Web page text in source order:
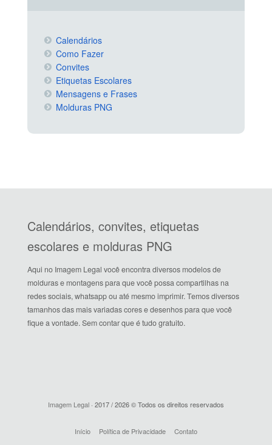
Calendários
Como Fazer
Convites
Etiquetas Escolares
Mensagens e Frases
Molduras PNG
Calendários, convites, etiquetas
escolares e molduras PNG
Aqui no Imagem Legal você encontra diversos modelos de
molduras e montagens para que você possa compartilhas na
redes sociais, whatsapp ou até mesmo imprimir. Temos diversos
tamanhos das mais variadas cores e desenhos para que você
fique a vontade. Sem contar que é tudo gratuito.
Imagem Legal · 2017 / 2026 © Todos os direitos reservados
Início Política de Privacidade Contato